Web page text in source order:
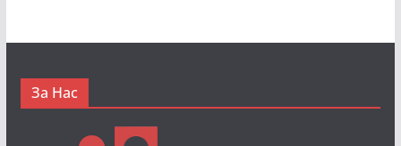
За Нас